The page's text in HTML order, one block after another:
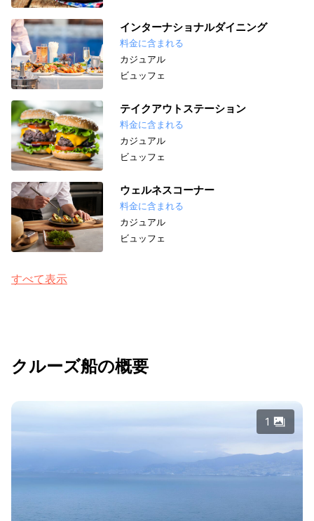
インターナショナルダイニング
料金に含まれる
カジュアル
ビュッフェ
テイクアウトステーション
料金に含まれる
カジュアル
ビュッフェ
ウェルネスコーナー
料金に含まれる
カジュアル
ビュッフェ
すべて表示
クルーズ船の概要
1